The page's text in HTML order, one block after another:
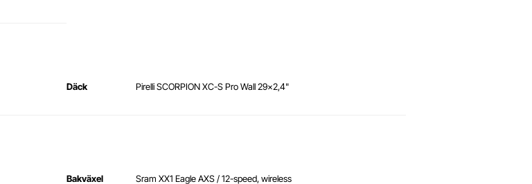
Däck Pirelli SCORPION XC-S Pro Wall 29x2,4"
Bakväxel Sram XX1 Eagle AXS / 12-speed, wireless